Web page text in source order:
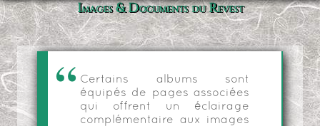
Images & Documents du Revest
Certains albums sont
équipés de pages associées
qui offrent un éclairage
complémentaire aux images